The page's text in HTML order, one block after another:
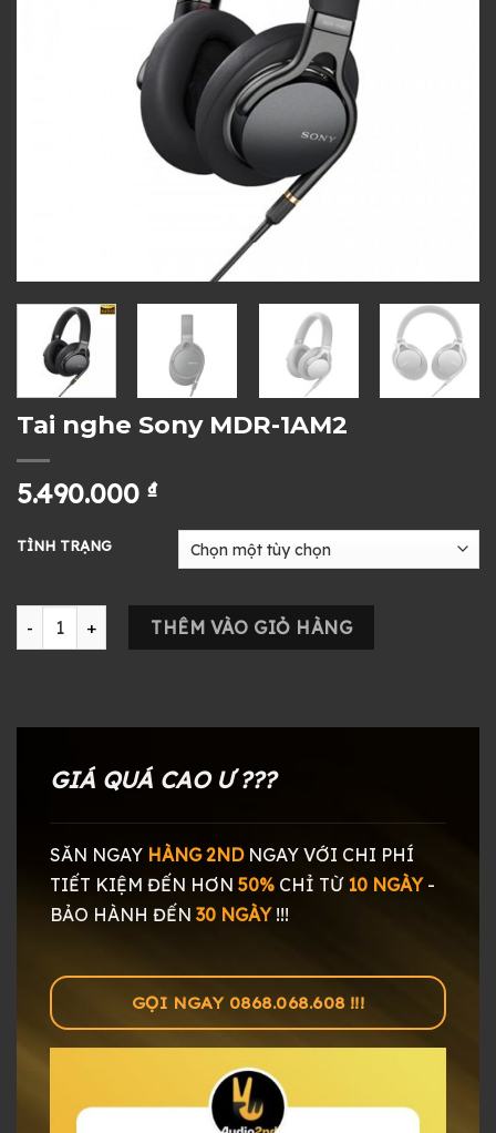
Tai nghe Sony MDR-1AM2
5.490.000 ₫
TÌNH TRẠNG
Tai nghe Sony MDR-1AM2 số lượng
THÊM VÀO GIỎ HÀNG
GIÁ QUÁ CAO Ư ???
SĂN NGAY HÀNG 2NDNGAY VỚI CHI PHÍ
TIẾT KIỆM ĐẾN HƠN 50% CHỈ TỪ 10 NGÀY-
BẢO HÀNH ĐẾN 30 NGÀY!!!
GỌI NGAY 0868.068.608 !!!